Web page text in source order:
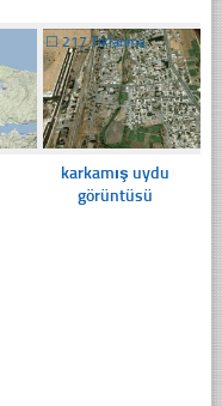
☐217 Tıklanma
karkamış uydu
görüntüsü